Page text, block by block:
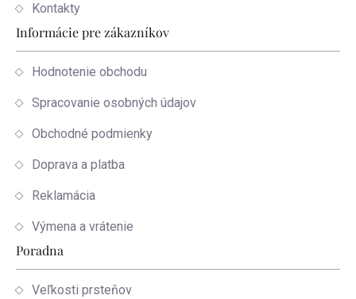
Kontakty
Informácie pre zákazníkov
Hodnotenie obchodu
Spracovanie osobných údajov
Obchodné podmienky
Doprava a platba
Reklamácia
Výmena a vrátenie
Poradna
Veľkosti prsteňov